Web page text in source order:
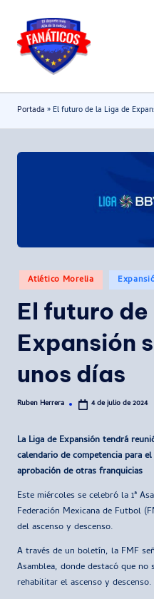
Saltar
contenido
F
n
a
t
s
Noticias
deportivas
-
Mundial
2026
Portada » El futuro de la Liga de
Publicado
en
Atlético Morelia
El futuro
Expansión
unos días
Publicado
Ruben Herrera 4 de julio de 2024
La Liga de Expansión tendrá
calendario de competencia para
aprobación de otras franquicias
Este miércoles se celebró la 1ª
Federación Mexicana de Futbol
del ascenso y descenso.
A través de un boletín, la FMF
Asamblea, donde destacó que
rehabilitar el ascenso y descenso.